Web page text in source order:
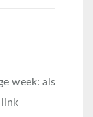
week: als
link